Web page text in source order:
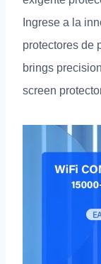
Ingrese a la
protectores de
brings
screen